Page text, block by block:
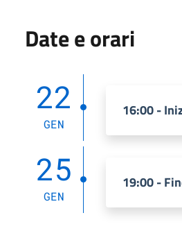
Date e orari
22
GEN
16:00 -
25
GEN
19:00 -